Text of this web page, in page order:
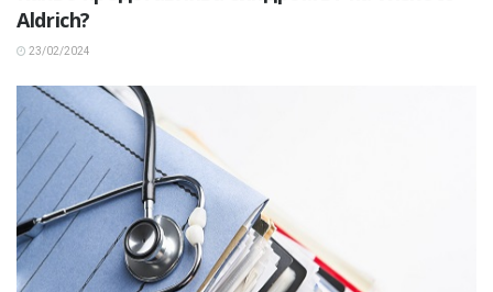
Aldrich?
23/02/2024